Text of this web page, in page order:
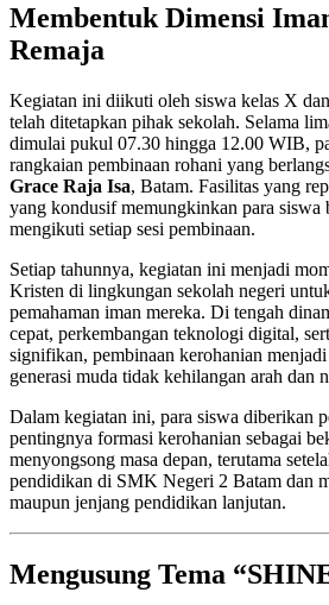
Membentuk Dimensi
Remaja
Kegiatan ini diikuti oleh siswa kelas X
telah ditetapkan pihak sekolah. Selama
dimulai pukul 07.30 hingga 12.00 WIB,
rangkaian pembinaan rohani yang
Grace Raja Isa, Batam. Fasilitas yang
yang kondusif memungkinkan para siswa
mengikuti setiap sesi pembinaan.
Setiap tahunnya, kegiatan ini menjadi
Kristen di lingkungan sekolah negeri
pemahaman iman mereka. Di tengah
cepat, perkembangan teknologi digital,
signifikan, pembinaan kerohanian
generasi muda tidak kehilangan arah dan
Dalam kegiatan ini, para siswa diberikan
pentingnya formasi kerohanian sebagai
menyongsong masa depan, terutama
pendidikan di SMK Negeri 2 Batam dan
maupun jenjang pendidikan lanjutan.
Mengusung Tema